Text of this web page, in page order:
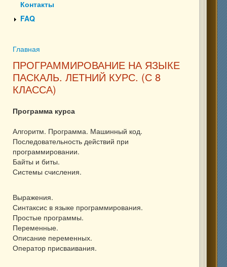
Контакты
FAQ
Вы здесь
Главная
ПРОГРАММИРОВАНИЕ НА ЯЗЫКЕ
ПАСКАЛЬ. ЛЕТНИЙ КУРС. (С 8
КЛАССА)
Программа курса
Алгоритм. Программа. Машинный код.
Последовательность действий при
программировании.
Байты и биты.
Системы счисления.
Выражения.
Синтаксис в языке программирования.
Простые программы.
Переменные.
Описание переменных.
Оператор присваивания.